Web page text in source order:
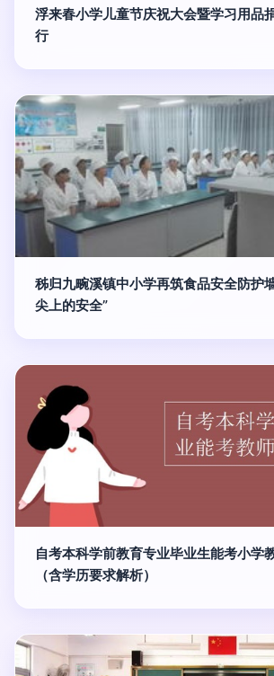
浮来春小学儿童节庆祝大会暨学习用品
行
秭归九畹溪镇中小学再筑食品安全防护
尖上的安全”
自考本科学前教育专业毕业生能考小学
（含学历要求解析）